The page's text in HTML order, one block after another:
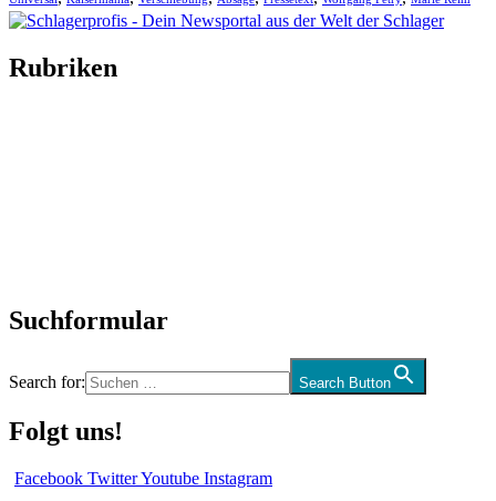
Rubriken
Suchformular
Search for: Search Button
Folgt uns!
Facebook TwitterYoutube Instagram